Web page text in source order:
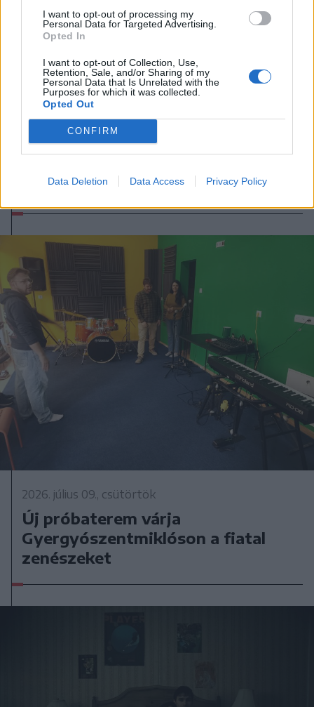
I want to opt-out of processing my
Personal Data for Targeted Advertising.
Opted In
I want to opt-out of Collection, Use,
Retention, Sale, and/or Sharing of my
Personal Data that Is Unrelated with the
Purposes for which it was collected.
Opted Out
CONFIRM
Data Deletion Data Access Privacy Policy
2026. július 11., szombat
júliusban
2026. július 09., csütörtök
Új próbaterem várja
Gyergyószentmiklóson a fiatal
zenészeket